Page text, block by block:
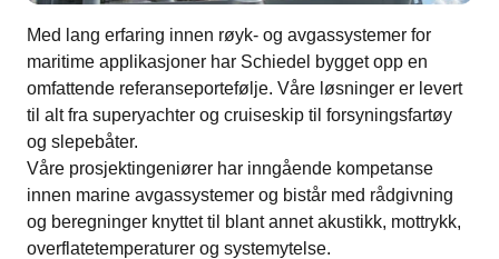
Med lang erfaring innen røyk- og avgassystemer for
maritime applikasjoner har Schiedel bygget opp en
omfattende referanseportefølje. Våre løsninger er levert
til alt fra superyachter og cruiseskip til forsyningsfartøy
og slepebåter.
Våre prosjektingeniører har inngående kompetanse
innen marine avgassystemer og bistår med rådgivning
og beregninger knyttet til blant annet akustikk, mottrykk,
overflatetemperaturer og systemytelse.